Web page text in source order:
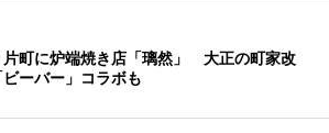
片町に炉端焼き店「璃然」 大正の町家改
ーバー」コラボも